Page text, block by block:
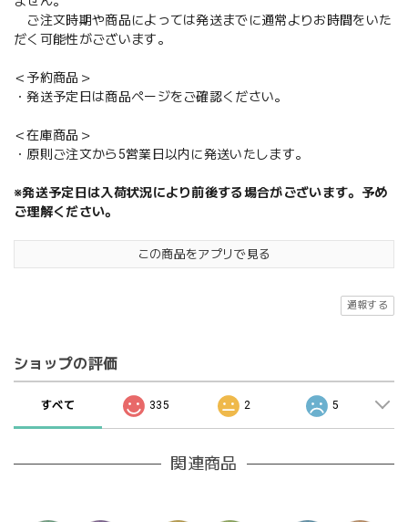
ご注文時期や商品によっては発送までに通常よりお時間をいた
だく可能性がございます。
＜予約商品＞
・発送予定日は商品ページをご確認ください。
＜在庫商品＞
・原則ご注文から5営業日以内に発送いたします。
※発送予定日は入荷状況により前後する場合がございます。予め
ご理解ください。
この商品をアプリで見る
通報する
ショップの評価
すべて 335 2 5
関連商品